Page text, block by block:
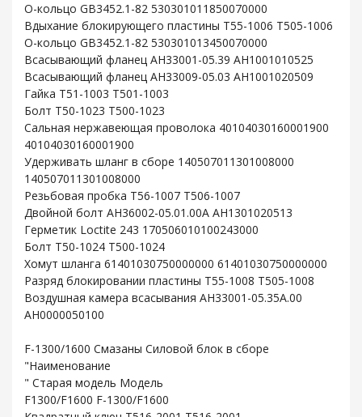
O-кольцо GB3452.1-82 530301011850070000
Вдыхание блокирующего пластины T55-1006 T505-1006
O-кольцо GB3452.1-82 530301013450070000
Всасывающий фланец AH33001-05.39 AH1001010525
Всасывающий фланец AH33009-05.03 AH1001020509
Гайка T51-1003 T501-1003
Болт T50-1023 T500-1023
Сальная нержавеющая проволока 40104030160001900
40104030160001900
Удерживать шланг в сборе 140507011301008000
140507011301008000
Резьбовая пробка T56-1007 T506-1007
Двойной болт AH36002-05.01.00A AH1301020513
Герметик Loctite 243 170506010100243000
Болт T50-1024 T500-1024
Хомут шланга 61401030750000000 61401030750000000
Разряд блокировании пластины T55-1008 T505-1008
Воздушная камера всасывания AH33001-05.35A.00
AH0000050100
F-1300/1600 Смазаны Силовой блок в сборе
"Наименование
" Старая модель Модель
F1300/F1600 F-1300/F1600